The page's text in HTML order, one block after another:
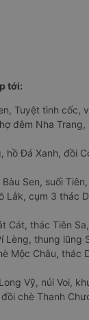
tới:
Tuyệt tình
đêm Nha
Đá Xanh, đồi
Sen, suối
cụm 3 thác
Cát, thác Tiên
thung lũng
Mộc Châu, thác
Vỹ, núi Voi,
chè Thanh